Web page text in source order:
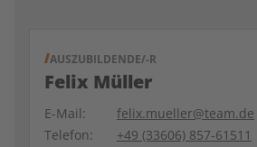
AUSZUBILDENDE/-R
Felix Müller
E-Mail:
felix.mueller@team.de
Telefon:
+49 (33606) 857-61511